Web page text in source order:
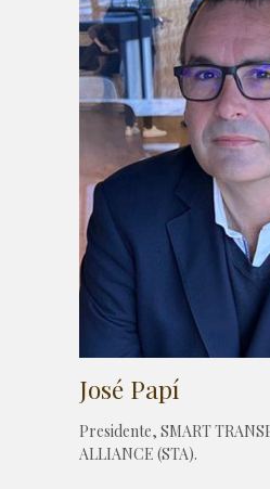
José Papí
Presidente, SMART
ALLIANCE (STA).